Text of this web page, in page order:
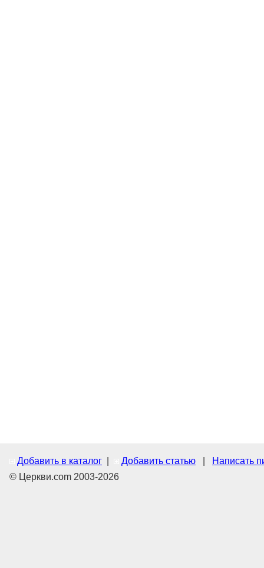
Добавить в каталог Добавить статью
Написать
© Церкви.com 2003-2026